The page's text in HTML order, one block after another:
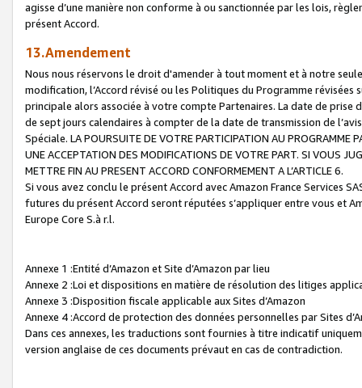
agisse d’une manière non conforme à ou sanctionnée par les lois,
présent Accord.
13.Amendement
Nous nous réservons le droit d'amender à tout moment et à notre
modification, l’Accord révisé ou les Politiques du Programme
principale alors associée à votre compte Partenaires. La date de
de sept jours calendaires à compter de la date de transmission de
Spéciale. LA POURSUITE DE VOTRE PARTICIPATION AU PROGRAMME
UNE ACCEPTATION DES MODIFICATIONS DE VOTRE PART. SI VOUS
METTRE FIN AU PRESENT ACCORD CONFORMEMENT A L’ARTICLE 6.
Si vous avez conclu le présent Accord avec Amazon France Services
futures du présent Accord seront réputées s’appliquer entre vous et
Europe Core S.à r.l.
Annexe 1 :Entité d’Amazon et Site d’Amazon par lieu
Annexe 2 :Loi et dispositions en matière de résolution des litiges
Annexe 3 :Disposition fiscale applicable aux Sites d’Amazon
Annexe 4 :Accord de protection des données personnelles par Sites
Dans ces annexes, les traductions sont fournies à titre indicatif
version anglaise de ces documents prévaut en cas de contradiction.